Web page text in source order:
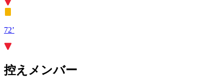
72’
控えメンバー